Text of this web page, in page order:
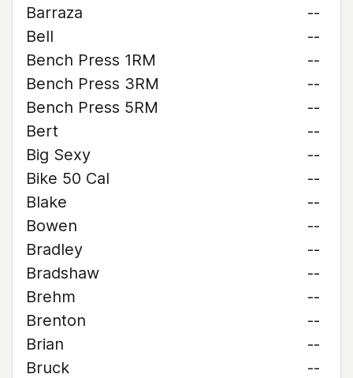
Barraza
--
Bell
--
Bench Press 1RM
--
Bench Press 3RM
--
Bench Press 5RM
--
Bert
--
Big Sexy
--
Bike 50 Cal
--
Blake
--
Bowen
--
Bradley
--
Bradshaw
--
Brehm
--
Brenton
--
Brian
--
Bruck
--